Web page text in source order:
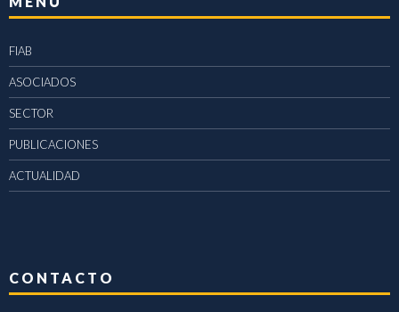
FIAB
ASOCIADOS
SECTOR
PUBLICACIONES
ACTUALIDAD
CONTACTO